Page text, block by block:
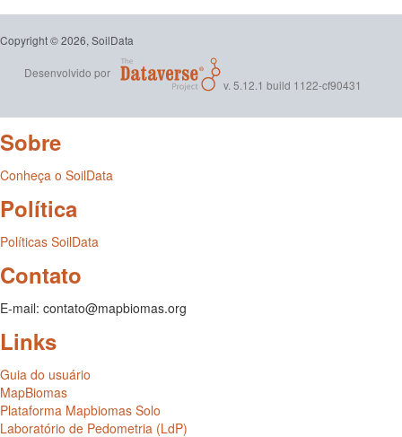
Copyright © 2026, SoilData
Desenvolvido por
v. 5.12.1 build 1122-cf90431
Sobre
Conheça o SoilData
Política
Políticas SoilData
Contato
E-mail: contato@mapbiomas.org
Links
Guia do usuário
MapBiomas
Plataforma Mapbiomas Solo
Laboratório de Pedometria (LdP)